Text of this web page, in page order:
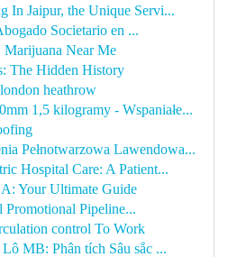
In Jaipur, the Unique Servi...
Societario en ...
Marijuana Near Me
The Hidden History
heathrow
1,5 kilogramy - Wspaniałe...
Pełnotwarzowa Lawendowa...
Hospital Care: A Patient...
Your Ultimate Guide
Promotional Pipeline...
control To Work
MB: Phân tích Sâu sắc ...